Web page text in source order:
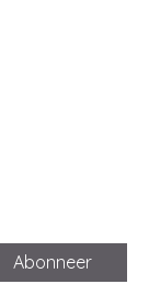
Abonneer